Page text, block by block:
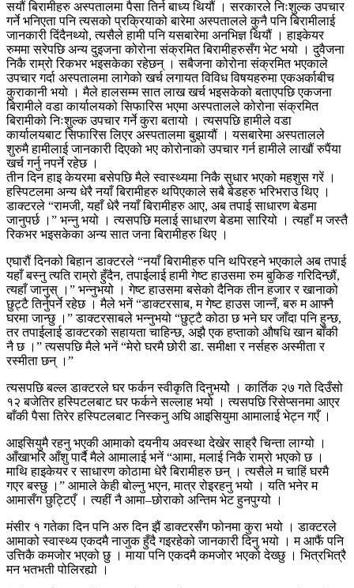
सयौं बिरामीहरु अस्पतालमा पैसा तिर्न बाध्य थियौं । सरकारले निःशुल्क उपचार
गर्ने भनिएता पनि त्यसको प्रक्रियाको बारेमा अस्पतालले कुनै पनि बिरामीलाई
जानकारी दिंदैनथ्यो, त्यसैले हामी पनि यसबारेमा अनभिज्ञ थियौं । हाइकेयर
रुममा सरेपछि अन्य दुइजना कोरोना संक्रमित बिरामीहरुसँग भेट भयो । दुवैजना
निकै राम्रो रिकभर भइसकेका रहेछन् । सबैजना कोरोना संक्रमित भएकाले
उपचार गर्दा अस्पतालमा लागेको खर्च लगायत विविध विषयहरुमा एकअर्काबीच
कुराकानी भयो । मैले हालसम्म सात लाख खर्च भइसकेको बताएपछि एकजना
बिरामीले वडा कार्यालयको सिफारिस भएमा अस्पतालले कोरोना संक्रमित
बिरामीको निःशुल्क उपचार गर्ने कुरा बतायो । त्यसपछि हामीले वडा
कार्यालयबाट सिफारिस लिएर अस्पतालमा बुझायौं । यसबारेमा अस्पतालले
शुरुमै हामीलाई जानकारी दिएको भए कोरोनाको उपचार गर्न हामीले लाखौं रुपैंया
खर्च गर्नु नपर्ने रहेछ ।
तीन दिन हाइ केयरमा बसेपछि मैले स्वास्थ्यमा निकै सुधार भएको महशुस गरें ।
हस्पिटलमा अन्य धेरै नयाँ बिरामीहरु थपिएकाले सबै बेडहरु भरिभराउ थिए ।
डाक्टरले “रामजी, यहाँ धेरै नयाँ बिरामीहरु आए, अब तपाई साधारण बेडमा
जानुपर्छ ।” भन्नु भयो । त्यसपछि मलाई साधारण बेडमा सारियो । त्यहाँ म जस्तै
रिकभर भइसकेका अन्य सात जना बिरामीहरु थिए ।
एघारौं दिनको बिहान डाक्टरले “नयाँ बिरामीहरु पनि थपिरहने भएकाले अब तपाई
यहाँ बस्नु त्यति राम्रो हुँदैन, तपाईलाई हामी गेष्ट हाउसमा रुम बुकिङ गरिदिन्छौं,
त्यहाँ जानुस् ।” भन्नुभयो । गेष्ट हाउसमा बसेको दैनिक तीन हजार र खानाको
छुट्टै तिर्नुपर्ने रहेछ । मैले भनें “डाक्टरसाब, म गेष्ट हाउस जान्नँ, बरु म आफ्नै
घरमा जान्छु ।” डाक्टरसाबले भन्नुभयो “छुट्टै कोठा छ भने घर जाँदा पनि हुन्छ,
तर तपाईलाई डाक्टरको सहायता चाहिन्छ, अझै एक हप्ताको औषधि खान बाँकी
नै छ ।” त्यसपछि मैले भनें “मेरो घरमै छोरी डा. समीक्षा र नर्सहरु अस्मीता र
रस्मीता छन् ।”
त्यसपछि बल्ल डाक्टरले घर फर्कन स्वीकृति दिनुभयोे । कार्तिक २७ गते दिउँसो
१२ बजेतिर हस्पिटलबाट घर फर्कने सल्लाह भयो । त्यसपछि रिसेप्सनमा आएर
बाँकी पैसा तिरेर हस्पिटलबाट निस्कनु अघि आइसियुमा आमालाई भेट्न गएँ ।
आइसियुमै रहनु भएकी आमाको दयनीय अवस्था देखेर साह्रै चिन्ता लाग्यो ।
आँखाभरि आँशु पार्दै मैले आमालाई भनें “आमा, मलाई निकै राम्रो भएको छ ।
माथि हाइकेयर र साधारण कोठामा धेरै बिरामीहरु छन् । त्यसैले म चाहिं घरमै
गएर बस्छु ।” आमाले केही बोल्नु भएन, मात्र रोइरहनु भयो । यति भनेर म
आमासँग छुट्टिएँ । त्यहीं नै आमा–छोराको अन्तिम भेट हुनपुग्यो ।
मंसीर १ गतेका दिन पनि अरु दिन झैं डाक्टरसँग फोनमा कुरा भयो । डाक्टरले
आमाको स्वास्थ्य एकदमै नाजुक हुँदै गइरहेको जानकारी दिनु भयो । म आफैं पनि
उत्तिकै कमजोर भएको छु । माया पनि एकदमै कमजोर भएको देख्छु । भित्रभित्रै
मन भतभती पोलिरह्यो ।